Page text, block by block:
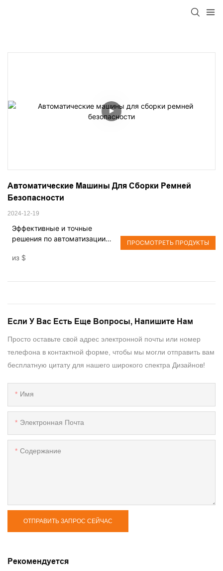
Автоматические Машины Для Сборки Ремней
Безопасности
2024-12-19
Эффективные и точные
решения по автоматизации
ремней безопасности
из $
ПРОСМОТРЕТЬ ПРОДУКТЫ
Если У Вас Есть Еще Вопросы, Напишите Нам
Просто оставьте свой адрес электронной почты или номер
телефона в контактной форме, чтобы мы могли отправить вам
бесплатную цитату для нашего широкого спектра Дизайнов!
Имя
Электронная Почта
Содержание
ОТПРАВИТЬ ЗАПРОС СЕЙЧАС
Рекомендуется